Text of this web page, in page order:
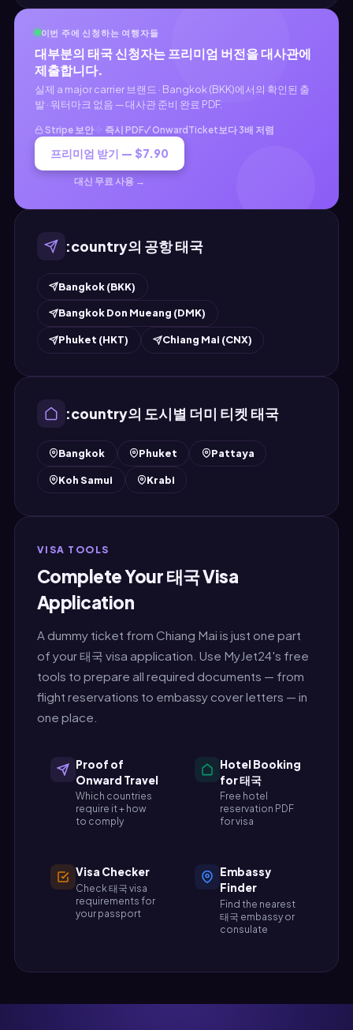
이번 주에 신청하는 여행자들
대부분의 태국 신청자는 프리미엄 버전을 대사관에
제출합니다.
실제 a major carrier 브랜드 · Bangkok (BKK)에서의 확인된 출
발 · 워터마크 없음 — 대사관 준비 완료 PDF.
Stripe 보안 즉시 PDF✓ OnwardTicket보다 3배 저렴
프리미엄 받기 — $7.90
대신 무료 사용 →
:country의 공항 태국
Bangkok (BKK)
Bangkok Don Mueang (DMK)
Phuket (HKT) Chiang Mai (CNX)
:country의 도시별 더미 티켓 태국
Bangkok Phuket Pattaya
Koh Samui Krabi
VISA TOOLS
Complete Your 태국 Visa
Application
A dummy ticket from Chiang Mai is just one part
of your 태국 visa application. Use MyJet24's free
tools to prepare all required documents — from
flight reservations to embassy cover letters — in
one place.
Proof of
Onward Travel
Which countries
require it + how
to comply
Hotel Booking
for 태국
Free hotel
reservation PDF
for visa
Visa Checker
Check 태국 visa
requirements for
your passport
Embassy
Finder
Find the nearest
태국 embassy or
consulate